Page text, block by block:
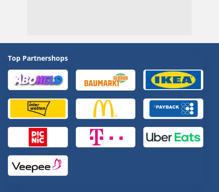
Top Partnershops